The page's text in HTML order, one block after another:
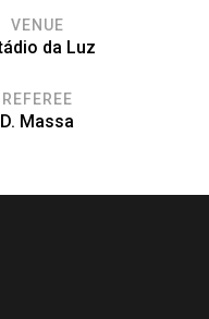
VENUE
da Luz
REFEREE
D. Massa